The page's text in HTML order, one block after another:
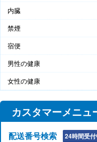
内臓
禁煙
宿便
男性の健康
女性の健康
カスタマーメニュ
配送番号検索 24時間受付